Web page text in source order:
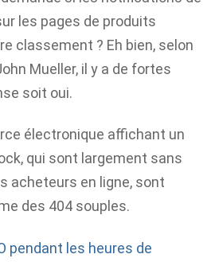
les pages de produits
classement ? Eh bien, selon
Mueller, il y a de fortes
soit oui.
électronique affichant un
qui sont largement sans
acheteurs en ligne, sont
des 404 souples.
pendant les heures de